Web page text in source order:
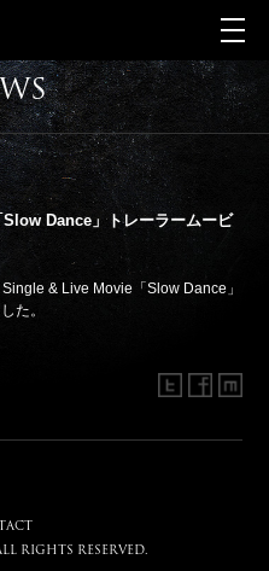
Dance」トレーラームービ
& Live Movie「Slow Dance」
た。
rights reserved.